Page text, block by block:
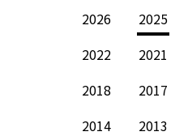
2026 2025
2022
2021
2018
2017
2014
2013